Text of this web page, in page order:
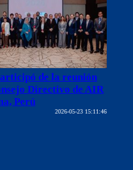
de la reunión
Directivo de AIR
Perú
2026-05-23 15:11:46